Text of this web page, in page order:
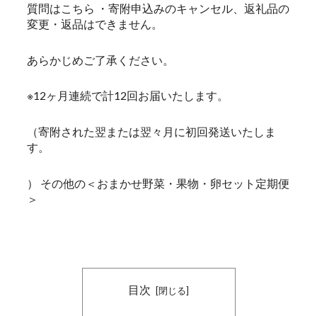
質問はこちら ・寄附申込みのキャンセル、返礼品の
変更・返品はできません。
あらかじめご了承ください。
※12ヶ月連続で計12回お届いたします。
（寄附された翌または翌々月に初回発送いたしま
す。
） その他の＜おまかせ野菜・果物・卵セット定期便
＞
目次